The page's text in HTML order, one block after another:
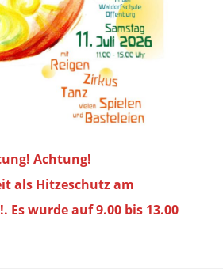
Achtung!
als Hitzeschutz am
Es wurde auf 9.00 bis 13.00